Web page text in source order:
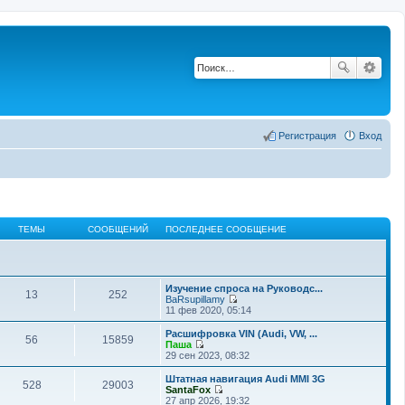
Вход
Регистрация
ТЕМЫ СООБЩЕНИЙ ПОСЛЕДНЕЕ СООБЩЕНИЕ
13 252
Изучение спроса на Руководс...
BaRsupillamy
П
е
р
е
й
т
к
п
11 фев 2020, 05:14
56 15859
Расшифровка VIN (Audi, VW, ...
Паша
П
е
р
е
й
29 сен 2023, 08:32
528 29003
Штатная навигация Audi MMI 3G
SantaFox
П
27 апр 2026, 19:32